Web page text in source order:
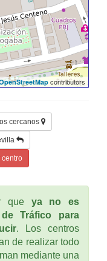
contributors
cercanos
centro
que ya no es
Tráfico para
. Los centros
de realizar todo
mediante una